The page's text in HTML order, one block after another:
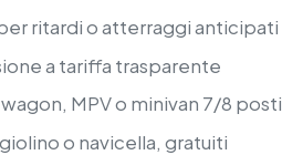
ritardi o atterraggi anticipati
a tariffa trasparente
MPV o minivan 7/8 posti
o navicella, gratuiti